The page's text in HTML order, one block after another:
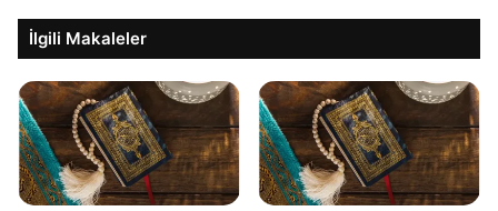
İlgili Makaleler